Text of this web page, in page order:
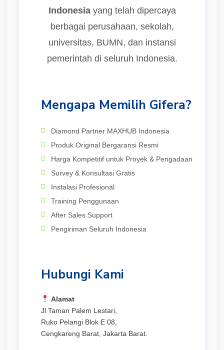
Indonesiayang telah dipercaya
berbagai perusahaan, sekolah,
universitas, BUMN, dan instansi
pemerintah di seluruh Indonesia.
Mengapa Memilih Gifera?
Diamond Partner MAXHUB Indonesia
Produk Original Bergaransi Resmi
Harga Kompetitif untuk Proyek & Pengadaan
Survey & Konsultasi Gratis
Instalasi Profesional
Training Penggunaan
After Sales Support
Pengiriman Seluruh Indonesia
Hubungi Kami
Alamat
Jl Taman Palem Lestari,
Ruko Pelangi Blok E 08,
Cengkareng Barat, Jakarta Barat.